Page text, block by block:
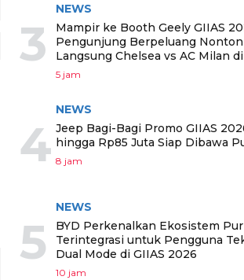
3
NEWS
Mampir ke Booth Geely GIIAS
Pengunjung Berpeluang Nonton
Langsung Chelsea vs AC Milan
5 jam
4
NEWS
Jeep Bagi-Bagi Promo GIIAS
hingga Rp85 Juta Siap Dibawa
8 jam
5
NEWS
BYD Perkenalkan Ekosistem
Terintegrasi untuk Pengguna
Dual Mode di GIIAS 2026
10 jam